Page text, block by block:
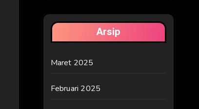
Arsip
Maret 2025
Februari 2025